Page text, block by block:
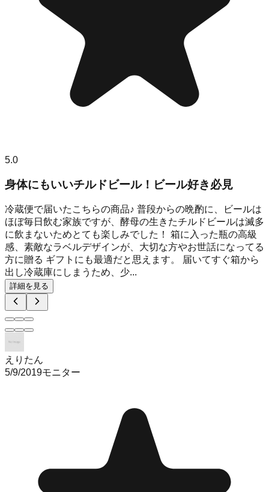
5.0
身体にもいいチルドビール！ビール好き必見
冷蔵便で届いたこちらの商品♪ 普段からの晩酌に、ビールは
ほぼ毎日飲む家族ですが、酵母の生きたチルドビールは滅多
に飲まないためとても楽しみでした！ 箱に入った瓶の高級
感、素敵なラベルデザインが、大切な方やお世話になってる
方に贈る ギフトにも最適だと思えます。 届いてすぐ箱から
出し冷蔵庫にしまうため、少...
詳細を見る
えりたん
5/9/2019モニター